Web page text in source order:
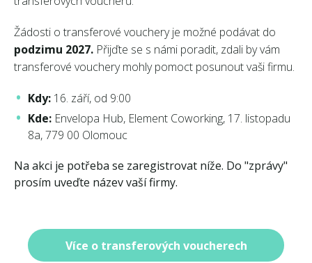
Žádosti o transferové vouchery je možné podávat do
podzimu 2027. Přijďte se s námi poradit, zdali by vám
transferové vouchery mohly pomoct posunout vaši firmu.
Kdy: 16. září, od 9:00
Kde: Envelopa Hub, Element Coworking, 17. listopadu
8a, 779 00 Olomouc
Na akci je potřeba se zaregistrovat níže. Do "zprávy"
prosím uveďte název vaší firmy.
Více o transferových voucherech